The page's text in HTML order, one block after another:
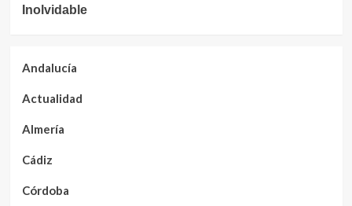
Inolvidable
Andalucía
Actualidad
Almería
Cádiz
Córdoba